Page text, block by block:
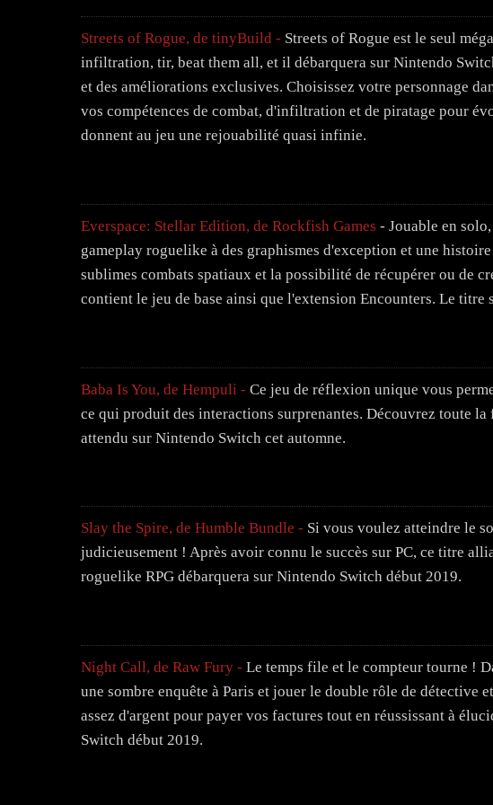
Streets of Rogue, de tinyBuild - Streets of Rogue est le seul
infiltration, tir, beat them all, et il débarquera sur Nintendo
et des améliorations exclusives. Choisissez votre personnage
vos compétences de combat, d'infiltration et de piratage pour
donnent au jeu une rejouabilité quasi infinie.
Everspace: Stellar Edition, de Rockfish Games - Jouable en
gameplay roguelike à des graphismes d'exception et une
sublimes combats spatiaux et la possibilité de récupérer ou de
contient le jeu de base ainsi que l'extension Encounters. Le
Baba Is You, de Hempuli - Ce jeu de réflexion unique vous
ce qui produit des interactions surprenantes. Découvrez toute
attendu sur Nintendo Switch cet automne.
Slay the Spire, de Humble Bundle - Si vous voulez atteindre le
judicieusement ! Après avoir connu le succès sur PC, ce titre
roguelike RPG débarquera sur Nintendo Switch début 2019.
Night Call, de Raw Fury - Le temps file et le compteur tourne !
une sombre enquête à Paris et jouer le double rôle de détective
assez d'argent pour payer vos factures tout en réussissant à
Switch début 2019.